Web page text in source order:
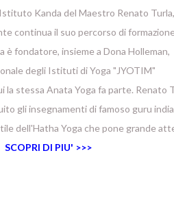
Kanda del Maestro Renato
continua il suo percorso di
è fondatore, insieme a Dona Holleman,
degli Istituti di Yoga "JYOTIM"
la stessa Anata Yoga fa parte. Renato
gli insegnamenti di famoso guru
dell'Hatha Yoga che pone grande
SCOPRI DI PIU' >>>